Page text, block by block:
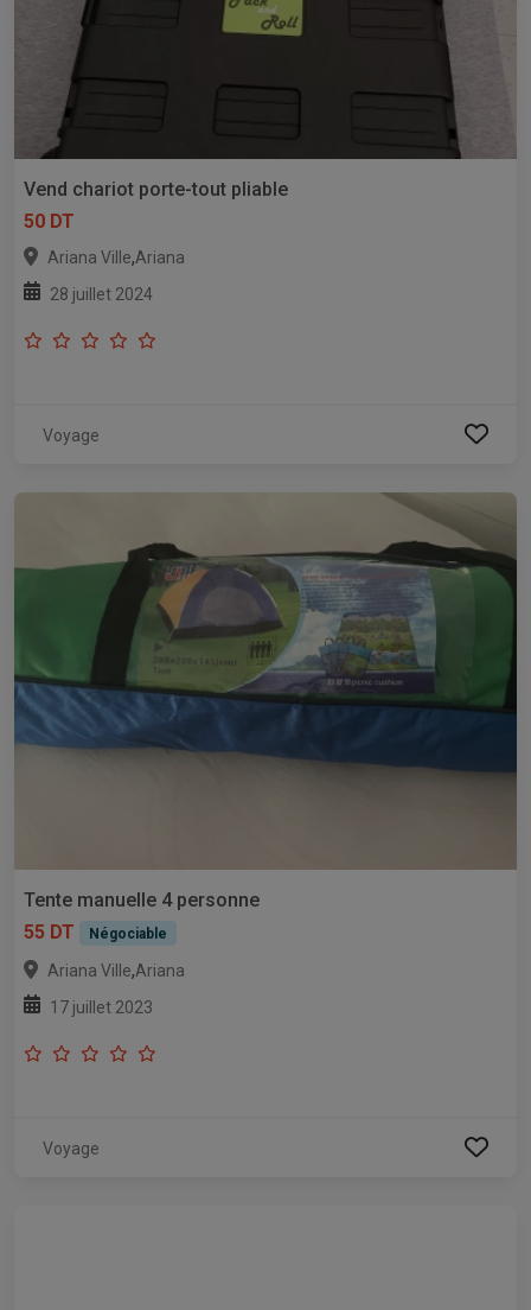
Vend chariot porte-tout pliable
50 DT
Ariana Ville,Ariana
28 juillet 2024
Voyage
Tente manuelle 4 personne
55 DT
Négociable
Ariana Ville,Ariana
17 juillet 2023
Voyage